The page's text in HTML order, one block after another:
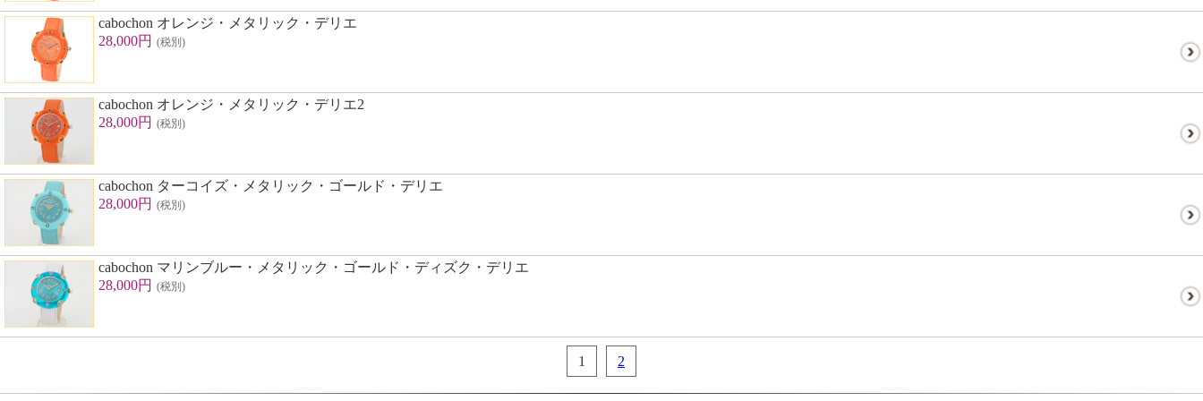
cabochon オレンジ・メタリック・デリエ
28,000円 (税別)
cabochon オレンジ・メタリック・デリエ2
28,000円 (税別)
cabochon ターコイズ・メタリック・ゴールド・デリエ
28,000円 (税別)
cabochon マリンブルー・メタリック・ゴールド・ディズク・デリエ
28,000円 (税別)
1 2